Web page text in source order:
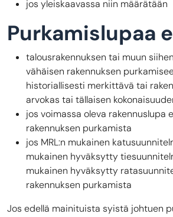
jos yleiskaavassa niin määrätään
Purkamislupaa
talousrakennuksen tai muun
vähäisen rakennuksen
historiallisesti merkittävä tai
arvokas tai tällaisen
jos voimassa oleva rakennuslupa
rakennuksen purkamista
jos MRL:n mukainen
mukainen hyväksytty
mukainen hyväksytty
rakennuksen purkamista
Jos edellä mainituista syistä johtuen